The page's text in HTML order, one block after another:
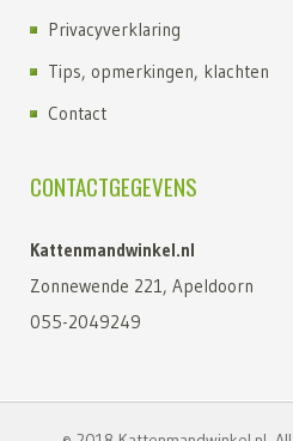
Privacyverklaring
Tips, opmerkingen, klachten
Contact
CONTACTGEGEVENS
Kattenmandwinkel.nl
Zonnewende 221, Apeldoorn
055-2049249